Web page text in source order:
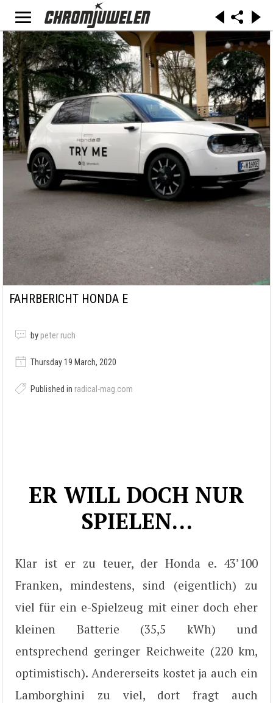
FAHRBERICHT HONDA E
by peter ruch
Thursday 19 March, 2020
Published in radical-mag.com
ER WILL DOCH NUR
SPIELEN…
Klar ist er zu teuer, der Honda e. 43’100
Franken, mindestens, sind (eigentlich) zu
viel für ein e-Spielzeug mit einer doch eher
kleinen Batterie (35,5 kWh) und
entsprechend geringer Reichweite (220 km,
optimistisch). Andererseits kostet ja auch ein
Lamborghini zu viel, dort fragt auch